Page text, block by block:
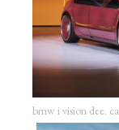
bmw i vision dee.